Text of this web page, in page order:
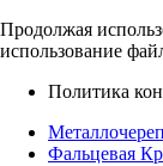
Продолжая
использование
Политика
Фальцевая